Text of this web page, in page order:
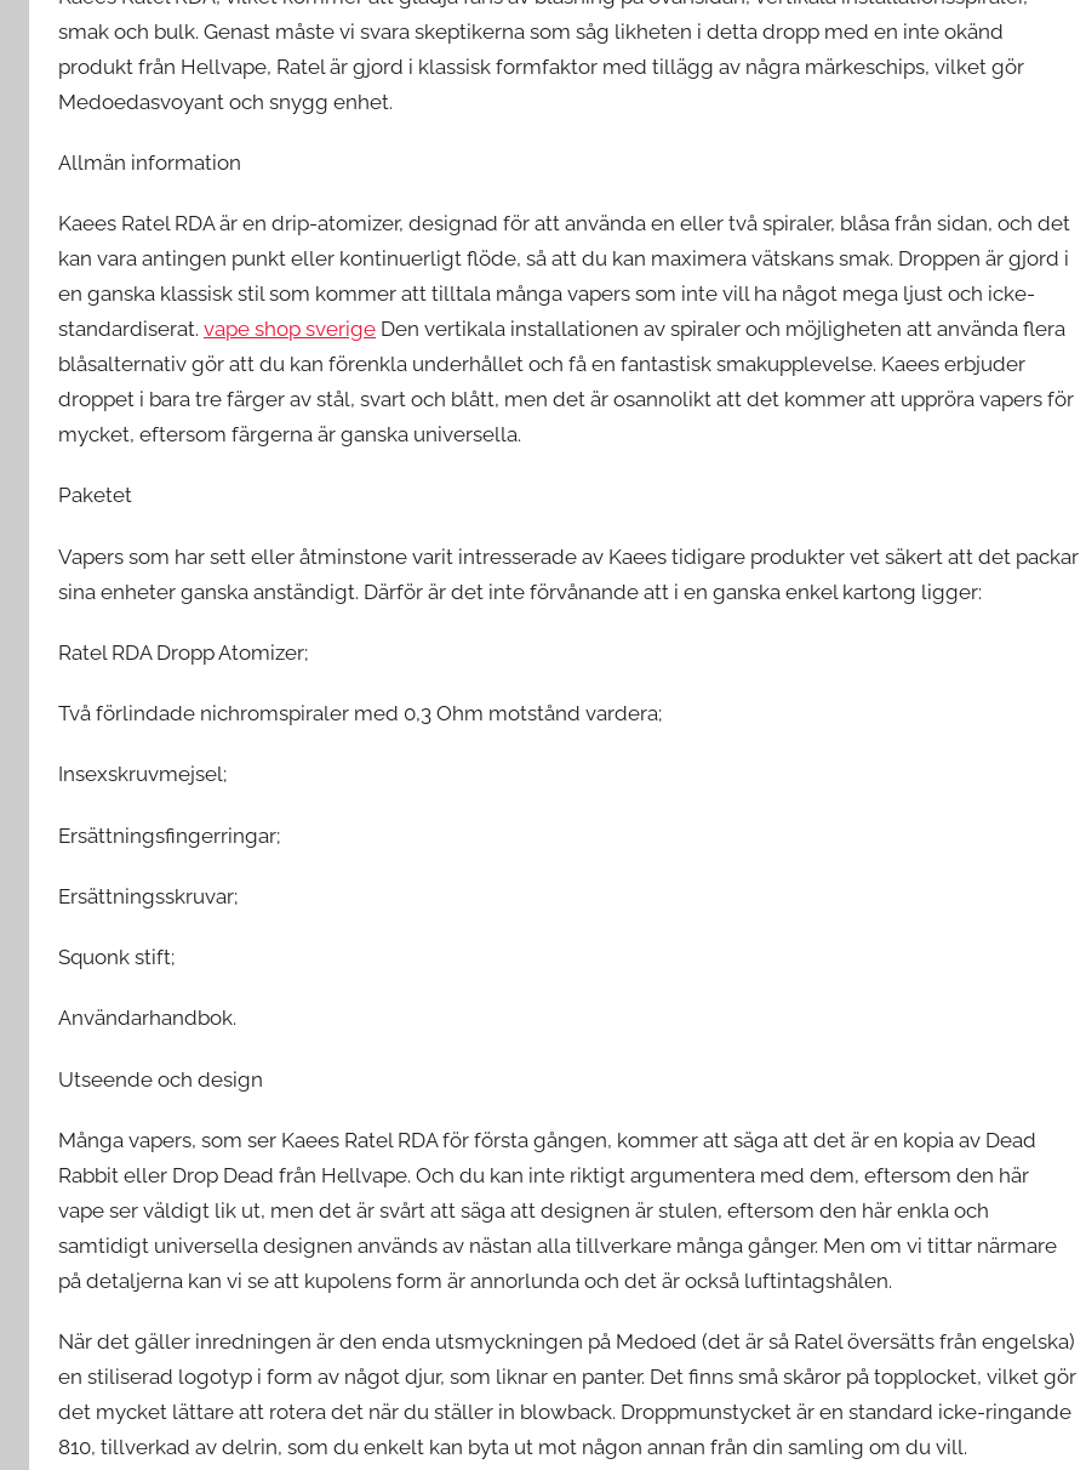
smak och bulk. Genast måste vi svara skeptikerna som såg likheten i detta dropp med en inte okänd
produkt från Hellvape, Ratel är gjord i klassisk formfaktor med tillägg av några märkeschips, vilket gör
Medoedasvoyant och snygg enhet.
Allmän information
Kaees Ratel RDA är en drip-atomizer, designad för att använda en eller två spiraler, blåsa från sidan, och det
kan vara antingen punkt eller kontinuerligt flöde, så att du kan maximera vätskans smak. Droppen är gjord i
en ganska klassisk stil som kommer att tilltala många vapers som inte vill ha något mega ljust och icke-
standardiserat. vape shop sverige Den vertikala installationen av spiraler och möjligheten att använda flera
blåsalternativ gör att du kan förenkla underhållet och få en fantastisk smakupplevelse. Kaees erbjuder
droppet i bara tre färger av stål, svart och blått, men det är osannolikt att det kommer att uppröra vapers för
mycket, eftersom färgerna är ganska universella.
Paketet
Vapers som har sett eller åtminstone varit intresserade av Kaees tidigare produkter vet säkert att det packar
sina enheter ganska anständigt. Därför är det inte förvånande att i en ganska enkel kartong ligger:
Ratel RDA Dropp Atomizer;
Två förlindade nichromspiraler med 0,3 Ohm motstånd vardera;
Insexskruvmejsel;
Ersättningsfingerringar;
Ersättningsskruvar;
Squonk stift;
Användarhandbok.
Utseende och design
Många vapers, som ser Kaees Ratel RDA för första gången, kommer att säga att det är en kopia av Dead
Rabbit eller Drop Dead från Hellvape. Och du kan inte riktigt argumentera med dem, eftersom den här
vape ser väldigt lik ut, men det är svårt att säga att designen är stulen, eftersom den här enkla och
samtidigt universella designen används av nästan alla tillverkare många gånger. Men om vi tittar närmare
på detaljerna kan vi se att kupolens form är annorlunda och det är också luftintagshålen.
När det gäller inredningen är den enda utsmyckningen på Medoed (det är så Ratel översätts från engelska)
en stiliserad logotyp i form av något djur, som liknar en panter. Det finns små skåror på topplocket, vilket gör
det mycket lättare att rotera det när du ställer in blowback. Droppmunstycket är en standard icke-ringande
810, tillverkad av delrin, som du enkelt kan byta ut mot någon annan från din samling om du vill.